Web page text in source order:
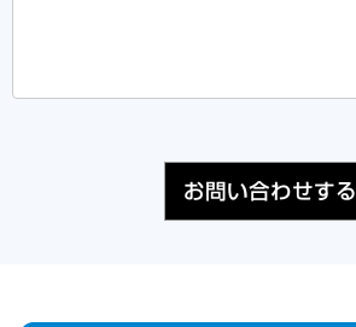
お問い合わせする